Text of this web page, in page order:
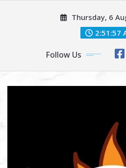
Thursday, 6
2:51:59
Follow Us